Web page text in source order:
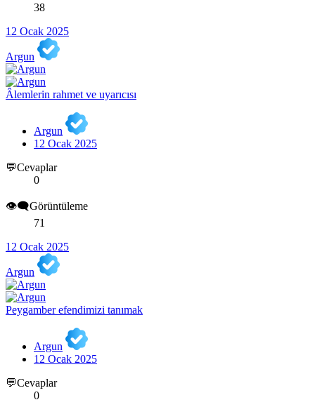
38
12 Ocak 2025
Argun
Âlemlerin rahmet ve uyarıcısı
Argun
12 Ocak 2025
💬Cevaplar
0
👁️‍🗨️Görüntüleme
71
12 Ocak 2025
Argun
Peygamber efendimizi tanımak
Argun
12 Ocak 2025
💬Cevaplar
0